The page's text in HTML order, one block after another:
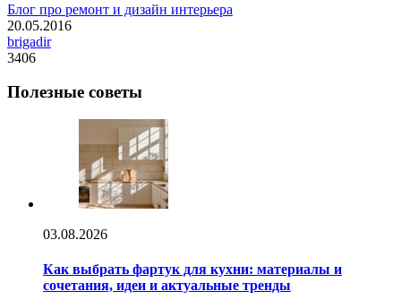
Блог про ремонт и дизайн интерьера
20.05.2016
brigadir
3406
Полезные советы
03.08.2026
Как выбрать фартук для кухни: материалы и
сочетания, идеи и актуальные тренды